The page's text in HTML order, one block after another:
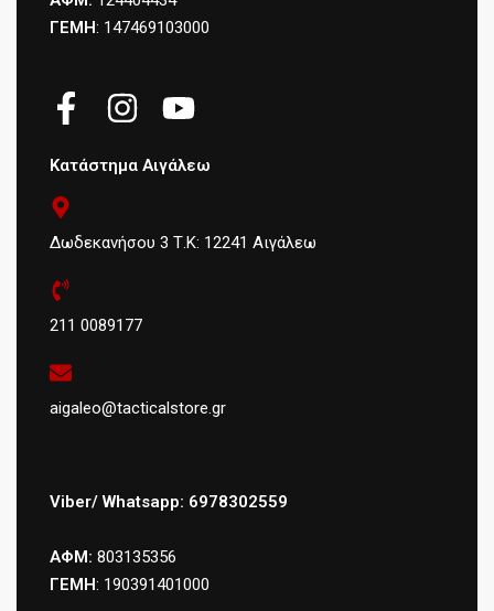
ΓΕΜΗ: 147469103000
Κατάστημα Αιγάλεω
Δωδεκανήσου 3 Τ.Κ: 12241 Αιγάλεω
211 0089177
aigaleo@tacticalstore.gr
Viber/ Whatsapp: 6978302559
ΑΦΜ: 803135356
ΓΕΜΗ: 190391401000